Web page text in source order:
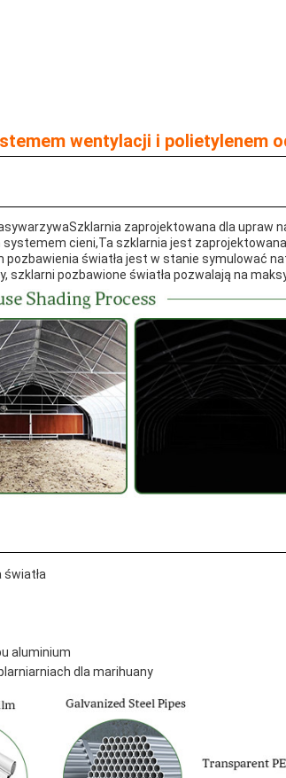
wentylacji i polietylenem
warzywaSzklarnia zaprojektowana dla upraw
cieni,Ta szklarnia jest
światła jest w stanie symulować
szklarni pozbawione światła pozwalają na
aluminium
dla marihuany